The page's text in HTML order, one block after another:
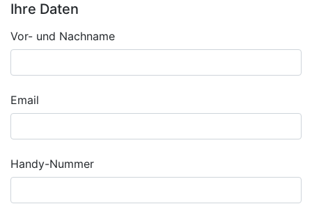
Ihre Daten
Vor- und Nachname
Email
Handy-Nummer